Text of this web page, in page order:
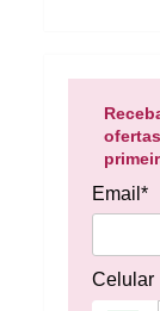
Email*
Celular